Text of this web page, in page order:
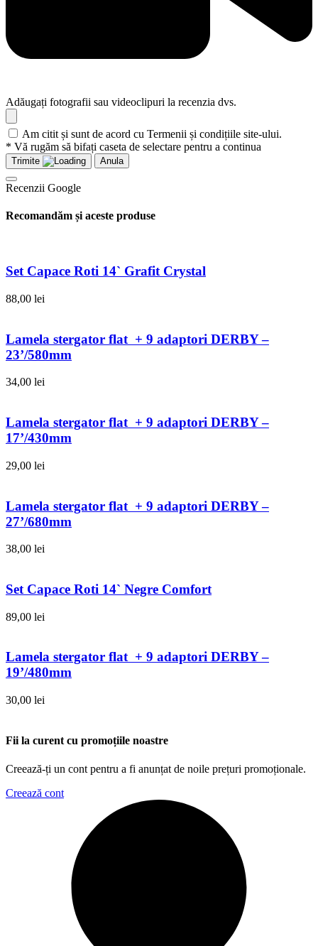
Adăugați fotografii sau videoclipuri la recenzia dvs.
Am citit și sunt de acord cu Termenii și condițiile site-ului.
* Vă rugăm să bifați caseta de selectare pentru a continua
Trimite Anula
Recenzii Google
Recomandăm și aceste produse
Set Capace Roti 14` Grafit Crystal
88,00 lei
Lamela stergator flat + 9 adaptori DERBY –
23’/580mm
34,00 lei
Lamela stergator flat + 9 adaptori DERBY –
17’/430mm
29,00 lei
Lamela stergator flat + 9 adaptori DERBY –
27’/680mm
38,00 lei
Set Capace Roti 14` Negre Comfort
89,00 lei
Lamela stergator flat + 9 adaptori DERBY –
19’/480mm
30,00 lei
Fii la curent cu promoțiile noastre
Creează-ți un cont pentru a fi anunțat de noile prețuri promoționale.
Creează cont